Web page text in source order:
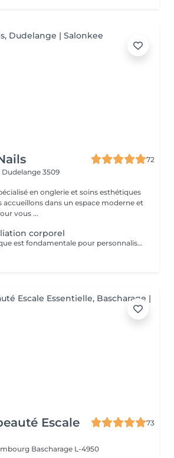
72
Dudelange 3509
en onglerie et soins esthétiques
vous ...
corporel
L'évaluation esthétique est fondamentale pour personnaliser les traitements, garantissant des résultats harmonieux et naturels, en accord avec les attentes du patient.
Escale
73
Bascharage L-4950